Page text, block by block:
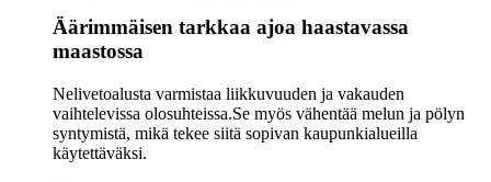
Äärimmäisen tarkkaa ajoa haastavassa
maastossa
Nelivetoalusta varmistaa liikkuvuuden ja vakauden
vaihtelevissa olosuhteissa.Se myös vähentää melun ja pölyn
syntymistä, mikä tekee siitä sopivan kaupunkialueilla
käytettäväksi.